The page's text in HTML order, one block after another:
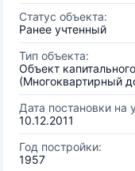
Статус объекта:
Ранее учтенный
Тип объекта:
Объект
(Многоквартирный
Дата постановки на
10.12.2011
Год постройки:
1957